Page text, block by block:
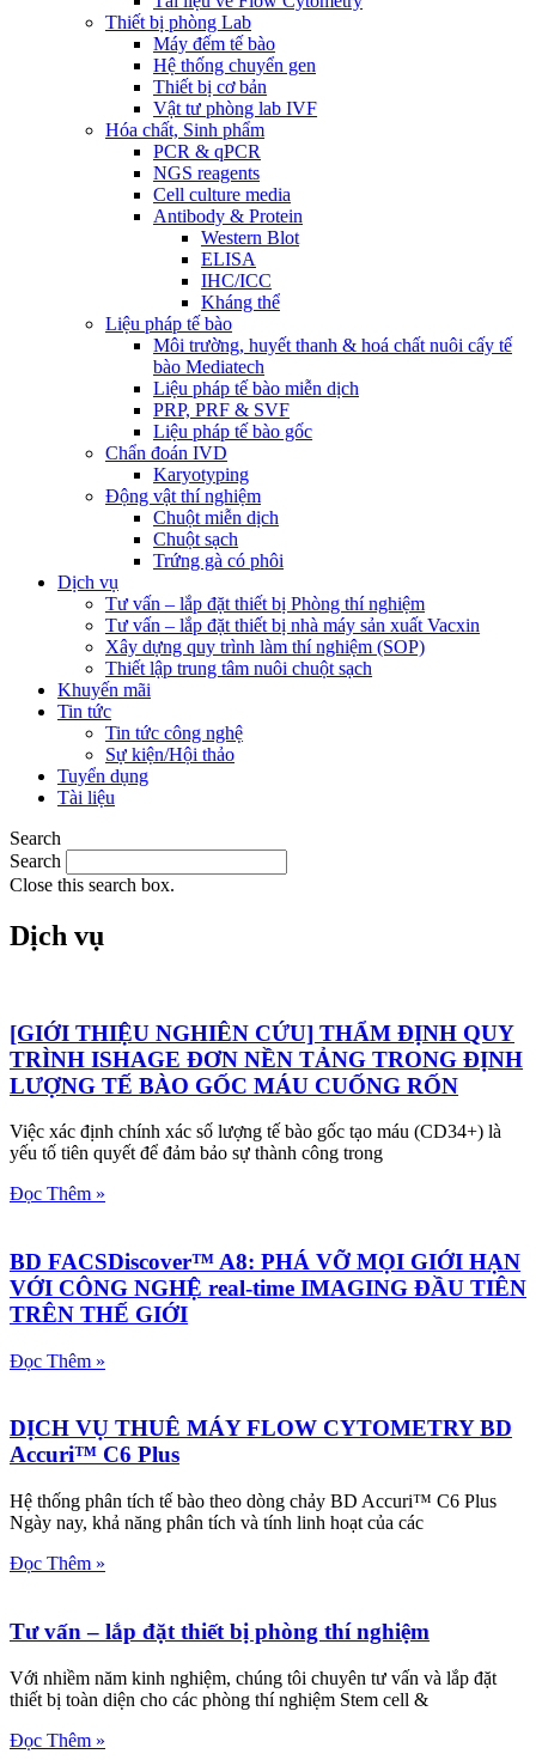
Thiết bị phòng Lab
Máy đếm tế bào
Hệ thống chuyển gen
Thiết bị cơ bản
Vật tư phòng lab IVF
Hóa chất, Sinh phẩm
PCR & qPCR
NGS reagents
Cell culture media
Antibody & Protein
Western Blot
ELISA
IHC/ICC
Kháng thể
Liệu pháp tế bào
Môi trường, huyết thanh & hoá chất nuôi cấy tế
bào Mediatech
Liệu pháp tế bào miễn dịch
PRP, PRF & SVF
Liệu pháp tế bào gốc
Chẩn đoán IVD
Karyotyping
Động vật thí nghiệm
Chuột miễn dịch
Chuột sạch
Trứng gà có phôi
Dịch vụ
Tư vấn – lắp đặt thiết bị Phòng thí nghiệm
Tư vấn – lắp đặt thiết bị nhà máy sản xuất Vacxin
Xây dựng quy trình làm thí nghiệm (SOP)
Thiết lập trung tâm nuôi chuột sạch
Khuyến mãi
Tin tức
Tin tức công nghệ
Sự kiện/Hội thảo
Tuyển dụng
Tài liệu
Search
Search
Close this search box.
Dịch vụ
[GIỚI THIỆU NGHIÊN CỨU] THẨM ĐỊNH QUY
TRÌNH ISHAGE ĐƠN NỀN TẢNG TRONG ĐỊNH
LƯỢNG TẾ BÀO GỐC MÁU CUỐNG RỐN
Việc xác định chính xác số lượng tế bào gốc tạo máu (CD34+) là
yếu tố tiên quyết để đảm bảo sự thành công trong
Đọc Thêm »
BD FACSDiscover™ A8: PHÁ VỠ MỌI GIỚI HẠN
VỚI CÔNG NGHỆ real-time IMAGING ĐẦU TIÊN
TRÊN THẾ GIỚI
Đọc Thêm »
DỊCH VỤ THUÊ MÁY FLOW CYTOMETRY BD
Accuri™ C6 Plus
Hệ thống phân tích tế bào theo dòng chảy BD Accuri™ C6 Plus
Ngày nay, khả năng phân tích và tính linh hoạt của các
Đọc Thêm »
Tư vấn – lắp đặt thiết bị phòng thí nghiệm
Với nhiềm năm kinh nghiệm, chúng tôi chuyên tư vấn và lắp đặt
thiết bị toàn diện cho các phòng thí nghiệm Stem cell &
Đọc Thêm »